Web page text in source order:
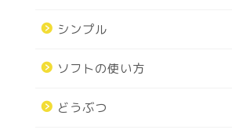
シンプル
ソフトの使い方
どうぶつ